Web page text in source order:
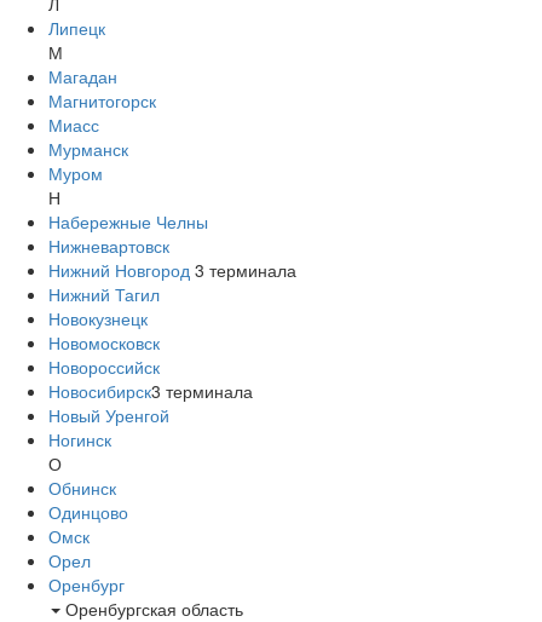
Липецк
М
Магадан
Магнитогорск
Миасс
Мурманск
Муром
Н
Набережные Челны
Нижневартовск
Нижний Новгород 3 терминала
Нижний Тагил
Новокузнецк
Новомосковск
Новороссийск
Новосибирск3 терминала
Новый Уренгой
Ногинск
О
Обнинск
Одинцово
Омск
Орел
Оренбург
Оренбургская область